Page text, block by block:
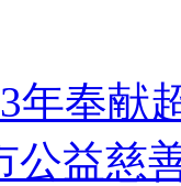
年奉献
公益慈